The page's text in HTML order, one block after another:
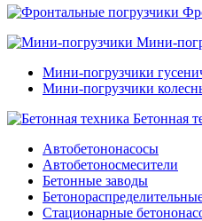
Мини-
Мини-погрузчики
Мини-погрузчики
Бетонная
Автобетононасосы
Автобетоносмесители
Бетонные заводы
Стационарные